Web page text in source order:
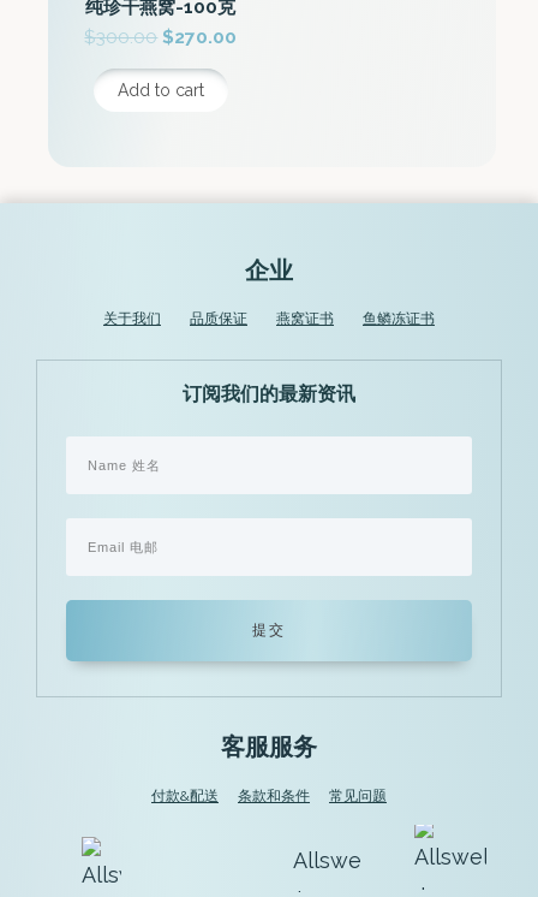
纯珍干燕窝-100克
$300.00Original
was:
$270.00
Add to cart
企业
关于我们 品质保证 燕窝证书 鱼鳞冻证书
订阅我们的最新资讯
提交
客服服务
付款&配送 条款和条件 常见问题